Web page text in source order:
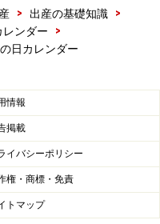
> 出産の基礎知識
>
レンダー
>
日カレンダー
情報
掲載
イバシーポリシー
権・商標・免責
トマップ